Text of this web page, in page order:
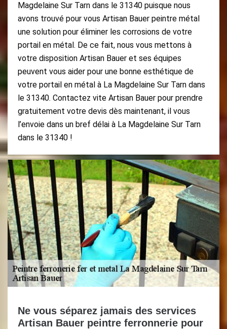
Magdelaine Sur Tarn dans le 31340 puisque nous
avons trouvé pour vous Artisan Bauer peintre métal
une solution pour éliminer les corrosions de votre
portail en métal. De ce fait, nous vous mettons à
votre disposition Artisan Bauer et ses équipes
peuvent vous aider pour une bonne esthétique de
votre portail en métal à La Magdelaine Sur Tarn dans
le 31340. Contactez vite Artisan Bauer pour prendre
gratuitement votre devis dès maintenant, il vous
l’envoie dans un bref délai à La Magdelaine Sur Tarn
dans le 31340 !
Ne vous séparez jamais des services
Artisan Bauer peintre ferronnerie pour